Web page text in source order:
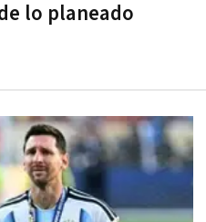
lo planeado